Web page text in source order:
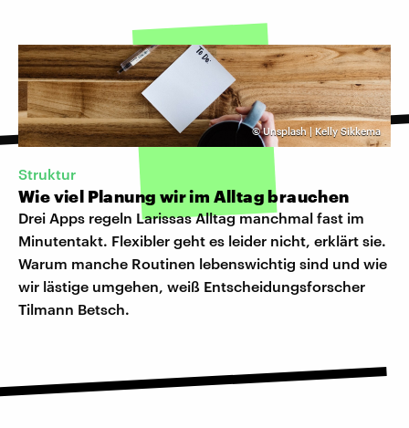
©Unsplash | Kelly Sikkema
Struktur
Wie viel Planung wir im Alltag brauchen
Drei Apps regeln Larissas Alltag manchmal fast im
Minutentakt. Flexibler geht es leider nicht, erklärt sie.
Warum manche Routinen lebenswichtig sind und wie
wir lästige umgehen, weiß Entscheidungsforscher
Tilmann Betsch.